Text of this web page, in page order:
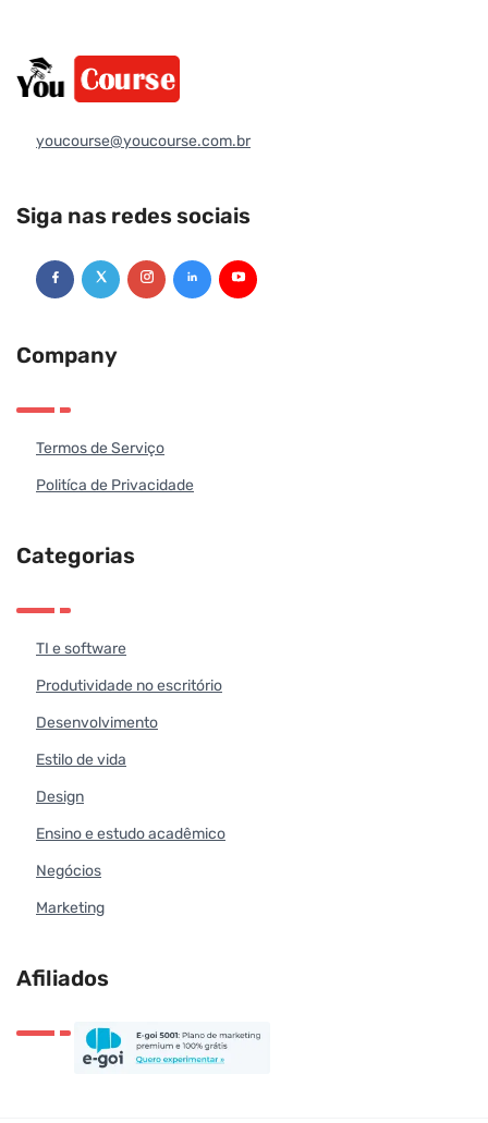
youcourse@youcourse.com.br
Siga nas redes sociais
Company
Termos de Serviço
Politíca de Privacidade
Categorias
TI e software
Produtividade no escritório
Desenvolvimento
Estilo de vida
Design
Ensino e estudo acadêmico
Negócios
Marketing
Afiliados